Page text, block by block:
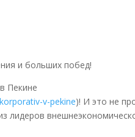
и больших побед!
Пекине
v-pekine)! И это не
лидеров